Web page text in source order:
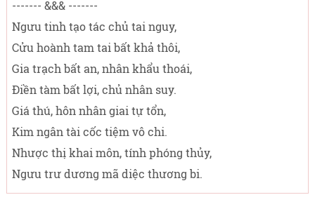
------- &&& -------
Ngưu tinh tạo tác chủ tai nguy,
Cửu hoành tam tai bất khả thôi,
Gia trạch bất an, nhân khẩu thoái,
Điền tàm bất lợi, chủ nhân suy.
Giá thú, hôn nhân giai tự tổn,
Kim ngân tài cốc tiệm vô chi.
Nhược thị khai môn, tính phóng thủy,
Ngưu trư dương mã diệc thương bi.